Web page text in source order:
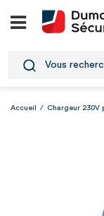
Accueil / Chargeur 230V